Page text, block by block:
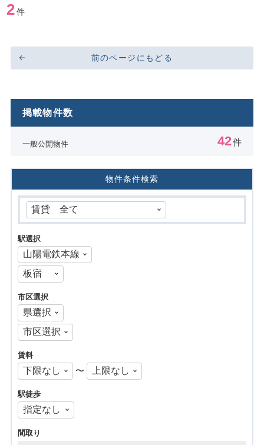
2件
前のページにもどる
掲載物件数
一般公開物件 42件
物件条件検索
駅選択
市区選択
賃料
〜
駅徒歩
間取り